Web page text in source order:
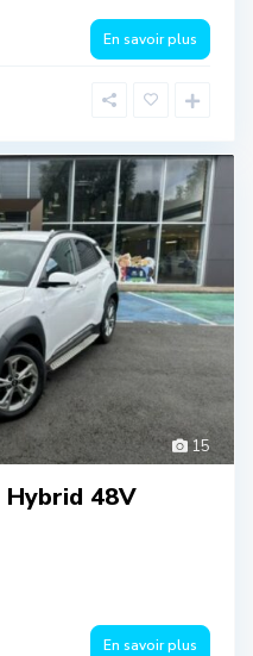
En savoir plus
15
Hybrid 48V
En savoir plus